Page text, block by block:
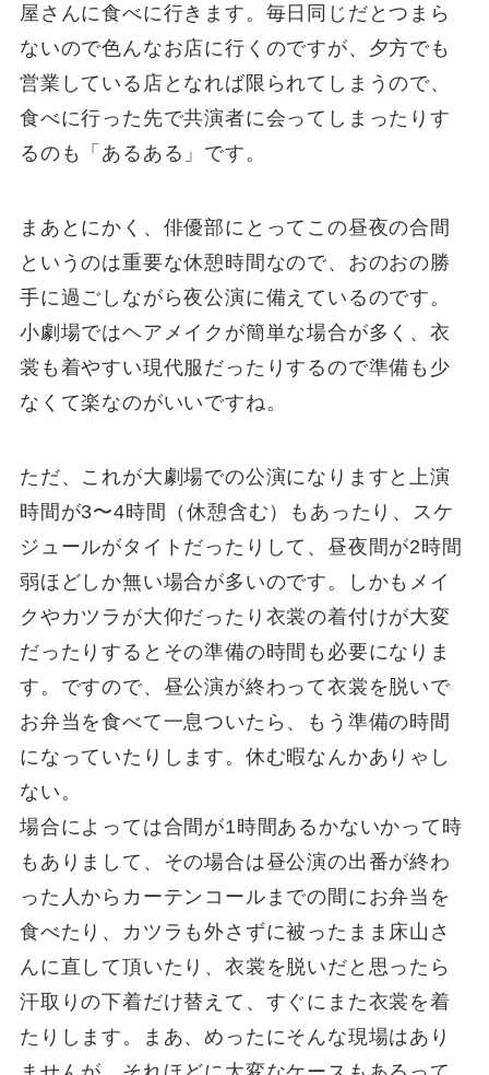
屋さんに食べに行きます。毎日同じだとつまら
ないので色んなお店に行くのですが、夕方でも
営業している店となれば限られてしまうので、
食べに行った先で共演者に会ってしまったりす
るのも「あるある」です。
まあとにかく、俳優部にとってこの昼夜の合間
というのは重要な休憩時間なので、おのおの勝
手に過ごしながら夜公演に備えているのです。
小劇場ではヘアメイクが簡単な場合が多く、衣
裳も着やすい現代服だったりするので準備も少
なくて楽なのがいいですね。
ただ、これが大劇場での公演になりますと上演
時間が3〜4時間（休憩含む）もあったり、スケ
ジュールがタイトだったりして、昼夜間が2時間
弱ほどしか無い場合が多いのです。しかもメイ
クやカツラが大仰だったり衣裳の着付けが大変
だったりするとその準備の時間も必要になりま
す。ですので、昼公演が終わって衣裳を脱いで
お弁当を食べて一息ついたら、もう準備の時間
になっていたりします。休む暇なんかありゃし
ない。
場合によっては合間が1時間あるかないかって時
もありまして、その場合は昼公演の出番が終わ
った人からカーテンコールまでの間にお弁当を
食べたり、カツラも外さずに被ったまま床山さ
んに直して頂いたり、衣裳を脱いだと思ったら
汗取りの下着だけ替えて、すぐにまた衣裳を着
たりします。まあ、めったにそんな現場はあり